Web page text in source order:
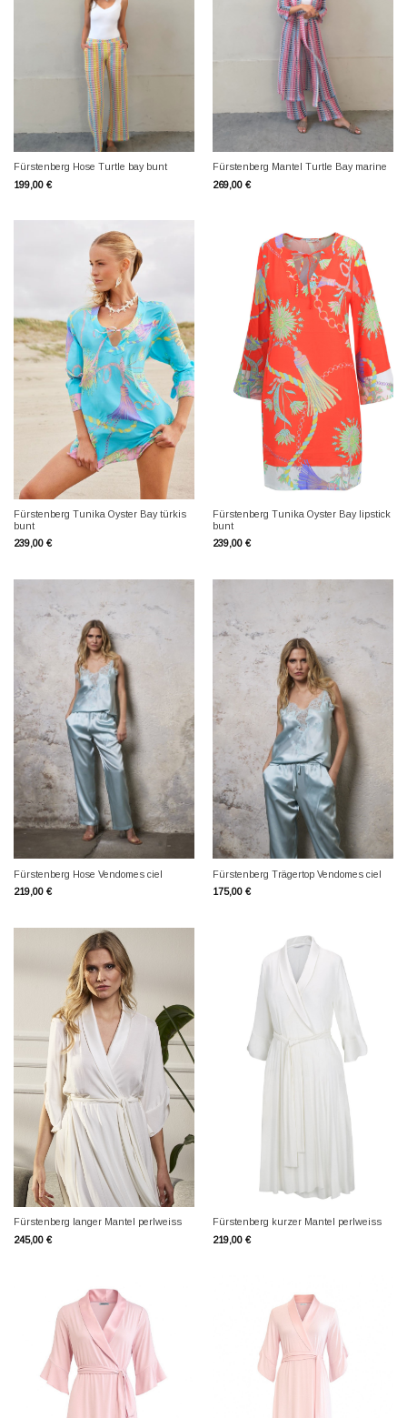
Fürstenberg Hose Turtle bay bunt
199,00 €
Fürstenberg Mantel Turtle Bay marine
269,00 €
Fürstenberg Tunika Oyster Bay türkis
bunt
239,00 €
Fürstenberg Tunika Oyster Bay lipstick
bunt
239,00 €
Fürstenberg Hose Vendomes ciel
219,00 €
Fürstenberg Trägertop Vendomes ciel
175,00 €
Fürstenberg langer Mantel perlweiss
245,00 €
Fürstenberg kurzer Mantel perlweiss
219,00 €